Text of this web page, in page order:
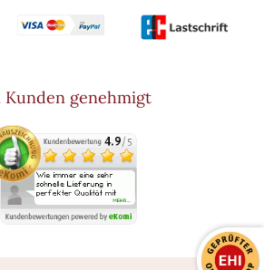
Kunden genehmigt